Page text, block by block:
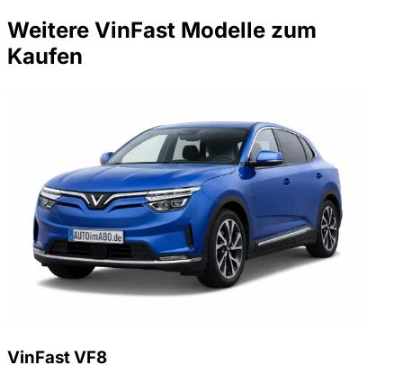
Weitere VinFast Modelle zum
Kaufen
VinFast VF8